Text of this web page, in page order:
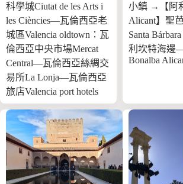
科學城Ciutat de les Arts i
les Ciències—瓦倫西亞老
城區Valencia oldtown：瓦
倫西亞中央市場Mercat
Central—瓦倫西亞絲綢交
易所La Lonja—瓦倫西亞
旅店Valencia port hotels
小鎮 →【阿
Alicant】聖
Santa
利坎特海邊
Bonalba